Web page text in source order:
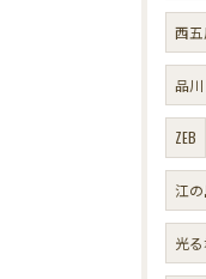
西
品川
ZEB
江
光